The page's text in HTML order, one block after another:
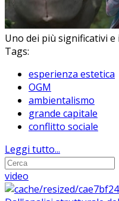
Uno dei più significativi
Tags:
esperienza estetica
OGM
ambientalismo
grande capitale
conflitto sociale
Leggi tutto...
video